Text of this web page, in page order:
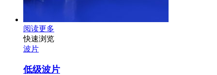
阅读更多
快速浏览
波片
低级波片